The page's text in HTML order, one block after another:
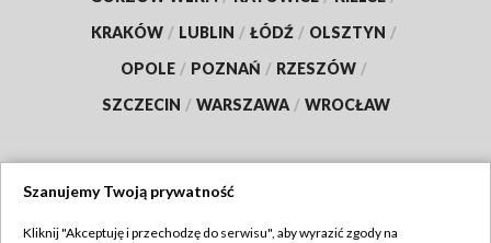
KRAKÓW / LUBLIN / ŁÓDŹ / OLSZTYN /
OPOLE / POZNAŃ / RZESZÓW /
SZCZECIN / WARSZAWA / WROCŁAW
Szanujemy Twoją prywatność
Kliknij "Akceptuję i przechodzę do serwisu", aby wyrazić zgody na